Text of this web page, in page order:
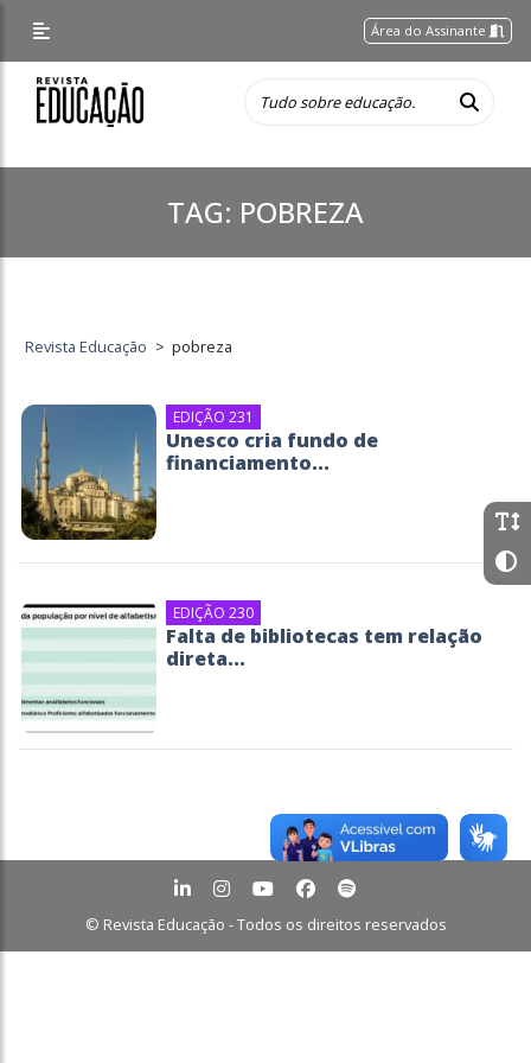
Área do Assinante
TAG: POBREZA
Revista Educação > pobreza
EDIÇÃO 231
Unesco cria fundo de
financiamento...
EDIÇÃO 230
Falta de bibliotecas tem relação
direta...
© Revista Educação - Todos os direitos reservados